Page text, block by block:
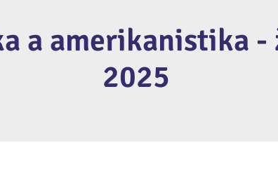
a amerikanistika
2025